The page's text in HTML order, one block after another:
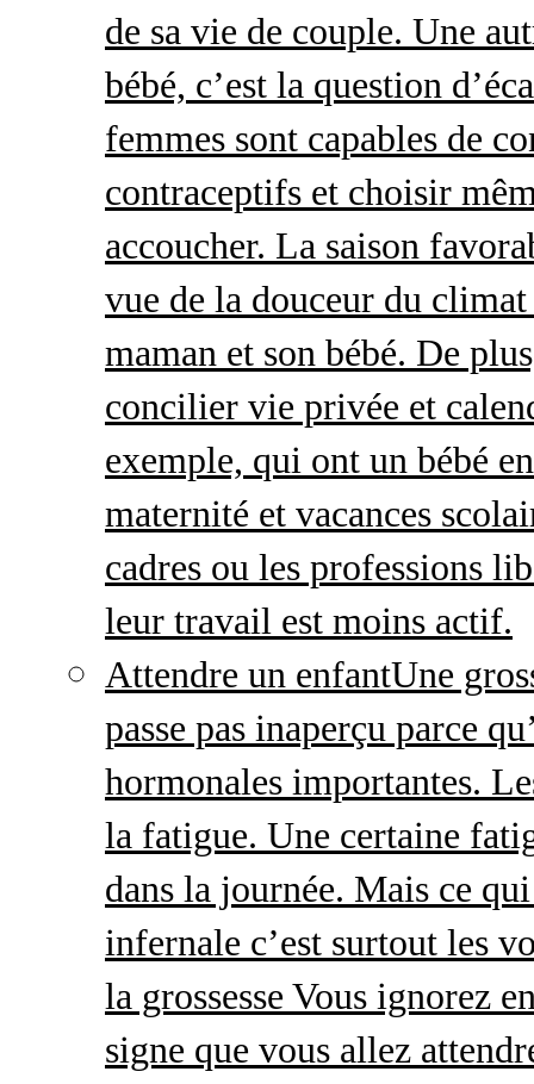
de sa vie de couple. Une
bébé, c’est la question
femmes sont capables de
contraceptifs et choisir
accoucher. La saison
vue de la douceur du
maman et son bébé. De
concilier vie privée et
exemple, qui ont un bébé
maternité et vacances
cadres ou les professions
leur travail est moins actif.
Attendre un enfantUne
passe pas inaperçu parce
hormonales importantes.
la fatigue. Une certaine
dans la journée. Mais ce
infernale c’est surtout les
la grossesse Vous ignorez
signe que vous allez